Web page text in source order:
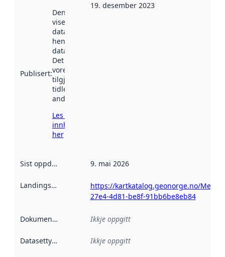
Publisert:
Denne datoen
viser når
datasettet vart
henta inn av
data.norge.no.
Det kan ha
vore
tilgjengeleg
tidlegare
andre stader.
Les meir om
innhenting
her
19. desember 2023
Sist oppdatert 9. mai 2026
Landingsside
https://kartkatalog.geonorge.no/
27e4-4d81-be8f-91bb6be8eb84
Dokumentasjon Ikkje oppgitt
Datasettype Ikkje oppgitt